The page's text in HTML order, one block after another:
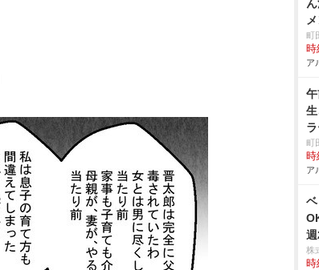
町
時
ア
町
時
ア
株
時